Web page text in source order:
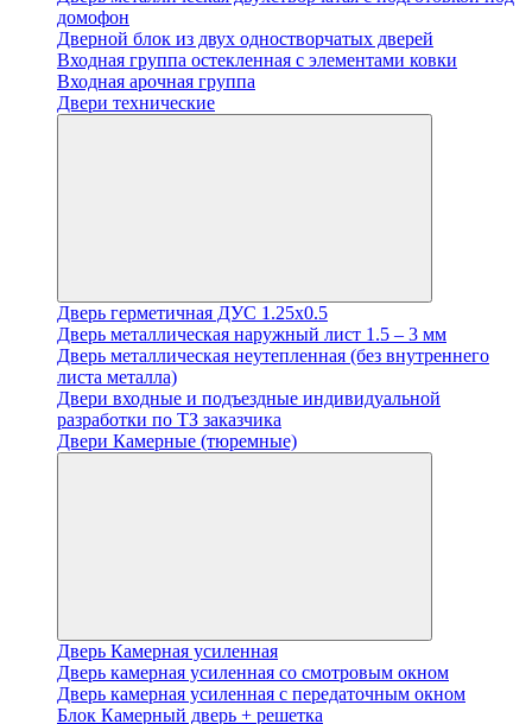
домофон
Дверной блок из двух одностворчатых дверей
Входная группа остекленная с элементами ковки
Входная арочная группа
Двери технические
Дверь герметичная ДУС 1.25х0.5
Дверь металлическая наружный лист 1.5 – 3 мм
Дверь металлическая неутепленная (без внутреннего
листа металла)
Двери входные и подъездные индивидуальной
разработки по ТЗ заказчика
Двери Камерные (тюремные)
Дверь Камерная усиленная
Дверь камерная усиленная со смотровым окном
Дверь камерная усиленная с передаточным окном
Блок Камерный дверь + решетка